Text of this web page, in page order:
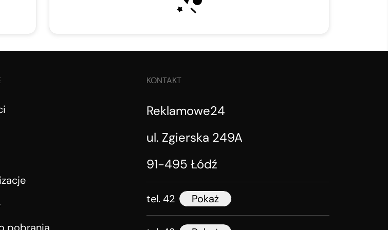
KONTAKT
Reklamowe24
ul. Zgierska 249A
91-495 Łódź
tel. 42 Pokaż